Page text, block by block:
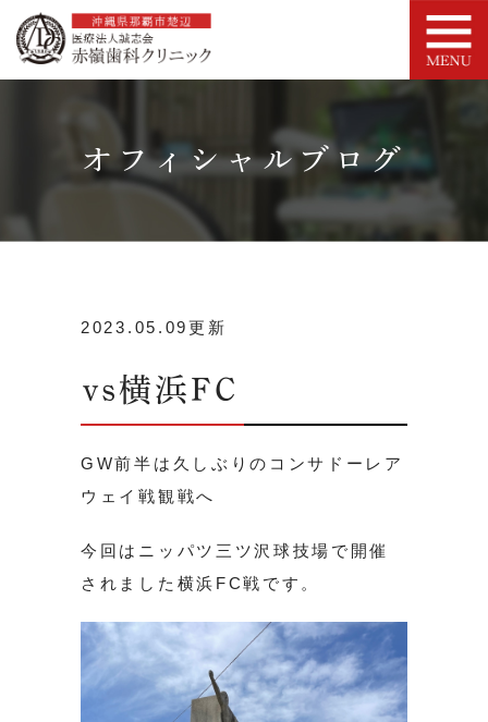
オフィシャルブログ
2023.05.09更新
vs横浜FC
GW前半は久しぶりのコンサドーレア
ウェイ戦観戦へ
今回はニッパツ三ツ沢球技場で開催
されました横浜FC戦です。